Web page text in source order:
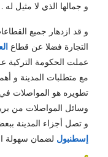
و جمالها الذي لا مثيل له .
و قد ازدهار جميع
التجارة فضلا عن قطاع
عملت الحكومة التركية
مع متطلبات المدينة و
تطويره هو المواصلات
وسائل المواصلات من
و تصل أجزاء المدينة
إسطنبول لضمان سهولة